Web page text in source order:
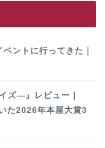
ントに行ってきた｜
ズ―』レビュー｜
た2026年本屋大賞3